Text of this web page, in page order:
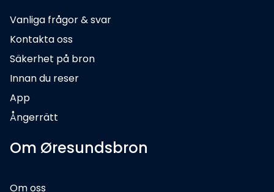
Vanliga frågor & svar
Kontakta oss
Säkerhet på bron
Innan du reser
App
Ångerrätt
Om Øresundsbron
Om oss